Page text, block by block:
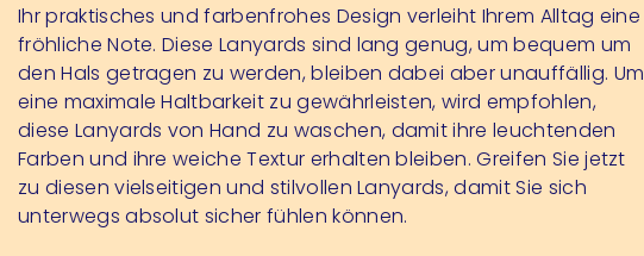
Ihr praktisches und farbenfrohes Design verleiht Ihrem Alltag eine
fröhliche Note. Diese Lanyards sind lang genug, um bequem um
den Hals getragen zu werden, bleiben dabei aber unauffällig. Um
eine maximale Haltbarkeit zu gewährleisten, wird empfohlen,
diese Lanyards von Hand zu waschen, damit ihre leuchtenden
Farben und ihre weiche Textur erhalten bleiben. Greifen Sie jetzt
zu diesen vielseitigen und stilvollen Lanyards, damit Sie sich
unterwegs absolut sicher fühlen können.